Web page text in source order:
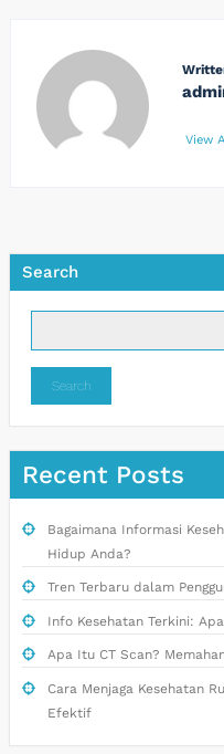
View
Search
Search
Recent Posts
Bagaimana Informasi
Hidup Anda?
Tren Terbaru dalam
Info Kesehatan Terkini:
Apa Itu CT Scan?
Cara Menjaga Kesehatan
Efektif